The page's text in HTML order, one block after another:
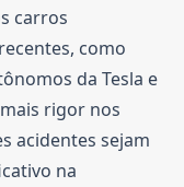
carros
como
da Tesla e
rigor nos
acidentes sejam
na